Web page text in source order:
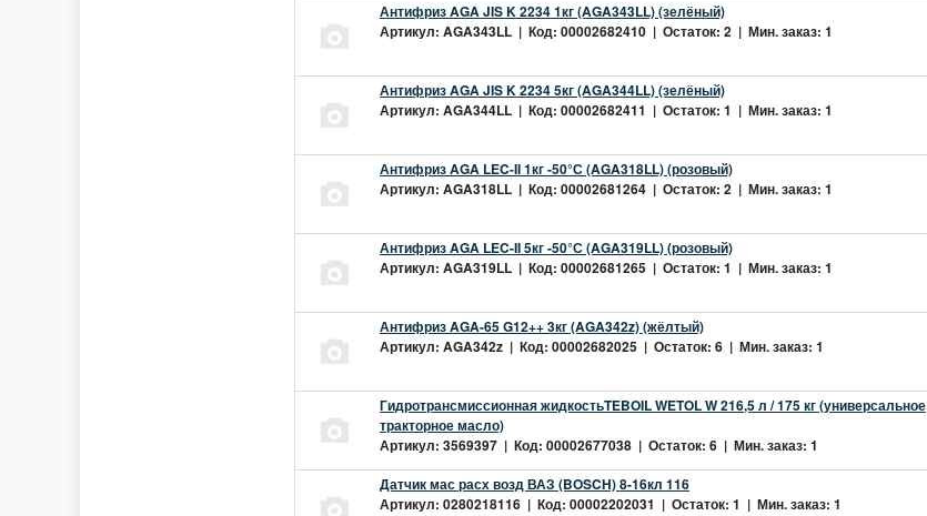
Антифриз AGA JIS K 2234 1кг (AGA343LL) (зелёный)
Артикул: AGA343LL | Код: 00002682410 | Остаток: 2 | Мин. заказ: 1
Антифриз AGA JIS K 2234 5кг (AGA344LL) (зелёный)
Артикул: AGA344LL | Код: 00002682411 | Остаток: 1 | Мин. заказ: 1
Антифриз AGA LEC-II 1кг -50°С (AGA318LL) (розовый)
Артикул: AGA318LL | Код: 00002681264 | Остаток: 2 | Мин. заказ: 1
Антифриз AGA LEC-II 5кг -50°С (AGA319LL) (розовый)
Артикул: AGA319LL | Код: 00002681265 | Остаток: 1 | Мин. заказ: 1
Антифриз AGA-65 G12++ 3кг (AGA342z) (жёлтый)
Артикул: AGA342z | Код: 00002682025 | Остаток: 6 | Мин. заказ: 1
Гидротрансмиссионная жидкостьTEBOIL WETOL W 216,5 л / 175 кг (универсальное
тракторное масло)
Артикул: 3569397 | Код: 00002677038 | Остаток: 6 | Мин. заказ: 1
Датчик мас расх возд ВАЗ (BOSCH) 8-16кл 116
Артикул: 0280218116 | Код: 00002202031 | Остаток: 1 | Мин. заказ: 1